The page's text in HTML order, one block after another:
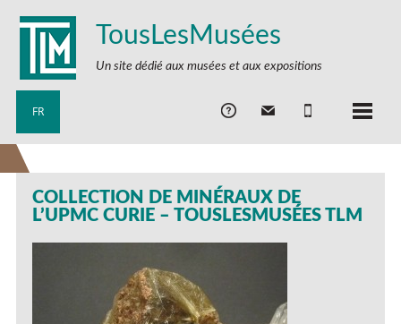
TousLesMusées
Un site dédié aux musées et aux expositions
FR
COLLECTION DE MINÉRAUX DE
L’UPMC CURIE – TOUSLESMUSÉES TLM